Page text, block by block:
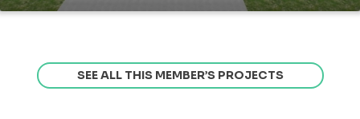
SEE ALL THIS MEMBER’S PROJECTS